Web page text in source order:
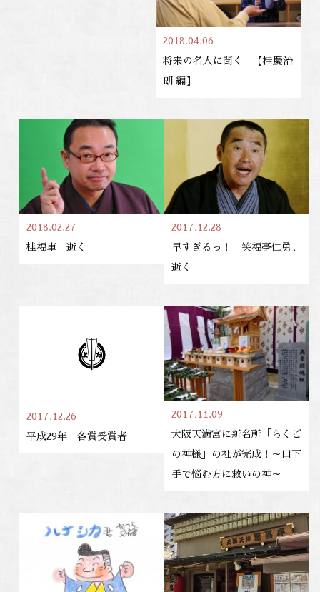
2018.04.06
将来の名人に聞く 【桂慶治
朗 編】
2018.02.27
桂福車 逝く
2017.12.28
早すぎるっ！ 笑福亭仁勇、
逝く
2017.12.26
平成29年 各賞受賞者
2017.11.09
大阪天満宮に新名所「らくご
の神様」の社が完成！～口下
手で悩む方に救いの神～